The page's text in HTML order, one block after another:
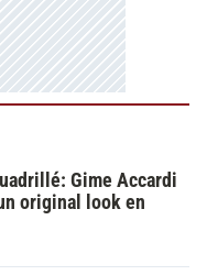
Gime Accardi
original look en